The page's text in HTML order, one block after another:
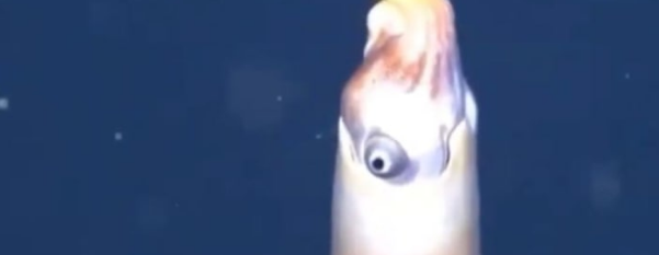
MARIE TEREZIE
Záhady a
konspirace
MIMOZEMŠŤANÉ